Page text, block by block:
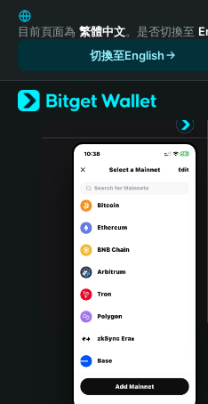
English
日本語
Русский
Español (Latinoamérica)
Türkçe
Português (Portugal)
Bahasa Indonesia
Português (Brasil)
Español (Argentina)
目前頁面為 繁體中文。是否切換至
切換至English